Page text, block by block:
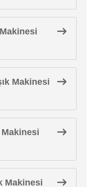
Makinesi
Makinesi